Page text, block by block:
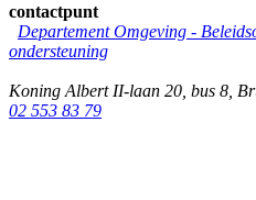
contactpunt
Departement Omgeving -
ondersteuning
Koning Albert II-laan 20, bus 8
02 553 83 79